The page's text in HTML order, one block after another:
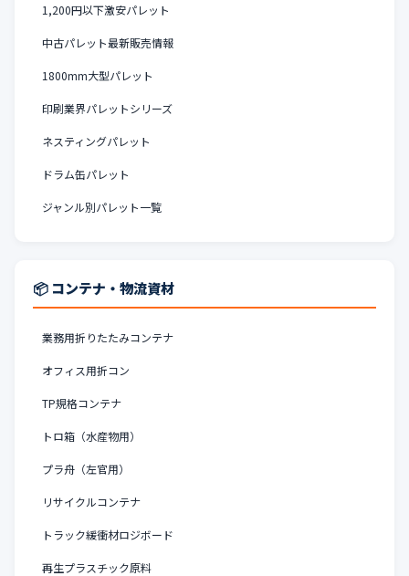
1,200円以下激安パレット
中古パレット最新販売情報
1800mm大型パレット
印刷業界パレットシリーズ
ネスティングパレット
ドラム缶パレット
ジャンル別パレット一覧
📦 コンテナ・物流資材
業務用折りたたみコンテナ
オフィス用折コン
TP規格コンテナ
トロ箱（水産物用）
プラ舟（左官用）
リサイクルコンテナ
トラック緩衝材ロジボード
再生プラスチック原料